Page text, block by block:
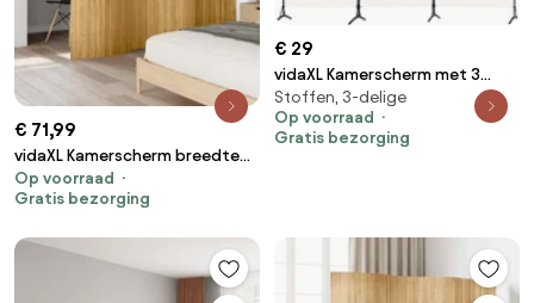
€ 71,99
vidaXL Kamerscherm breedte
250 cm hoogte 165 cm bamboe
natuurlijk
Op voorraad
Gratis bezorging
€ 29
vidaXL Kamerscherm met 3
panelen 260x180 cm stof wit
Stoffen, 3-delige
Op voorraad
Gratis bezorging